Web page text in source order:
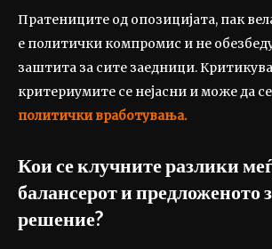
Пратениците од опозицијата, пак
е политички компромис и не
заштита за сите заедници.
критериумите се нејасни и може да
политички вработувања.
Кои се клучните разлики
балансерот и предложеното
решение?